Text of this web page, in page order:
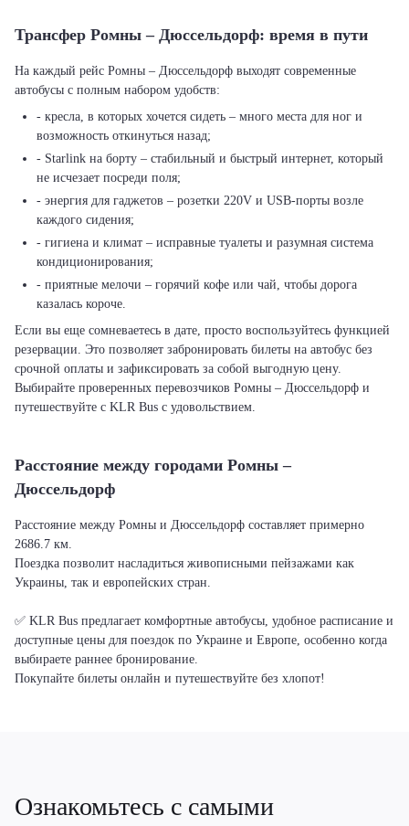
Трансфер Ромны – Дюссельдорф: время в пути
На каждый рейс Ромны – Дюссельдорф выходят современные
автобусы с полным набором удобств:
- кресла, в которых хочется сидеть – много места для ног и
возможность откинуться назад;
- Starlink на борту – стабильный и быстрый интернет, который
не исчезает посреди поля;
- энергия для гаджетов – розетки 220V и USB-порты возле
каждого сидения;
- гигиена и климат – исправные туалеты и разумная система
кондиционирования;
- приятные мелочи – горячий кофе или чай, чтобы дорога
казалась короче.
Если вы еще сомневаетесь в дате, просто воспользуйтесь функцией
резервации. Это позволяет забронировать билеты на автобус без
срочной оплаты и зафиксировать за собой выгодную цену.
Выбирайте проверенных перевозчиков Ромны – Дюссельдорф и
путешествуйте с KLR Bus с удовольствием.
Расстояние между городами Ромны –
Дюссельдорф
Расстояние между Ромны и Дюссельдорф составляет примерно
2686.7 км.
Поездка позволит насладиться живописными пейзажами как
Украины, так и европейских стран.
✅ KLR Bus предлагает комфортные автобусы, удобное расписание и
доступные цены для поездок по Украине и Европе, особенно когда
выбираете раннее бронирование.
Покупайте билеты онлайн и путешествуйте без хлопот!
Ознакомьтесь с самыми